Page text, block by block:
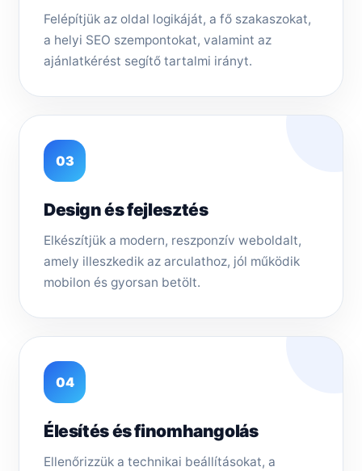
Felépítjük az oldal logikáját, a fő szakaszokat,
a helyi SEO szempontokat, valamint az
ajánlatkérést segítő tartalmi irányt.
03
Design és fejlesztés
Elkészítjük a modern, reszponzív weboldalt,
amely illeszkedik az arculathoz, jól működik
mobilon és gyorsan betölt.
04
Élesítés és finomhangolás
Ellenőrizzük a technikai beállításokat, a